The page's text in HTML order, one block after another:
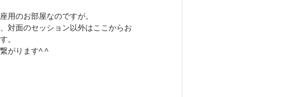
つむぎの森 発達サポート
ティック医学
用のお部屋なのですが。
対面のセッション以外はここからお
。
がります^ ^